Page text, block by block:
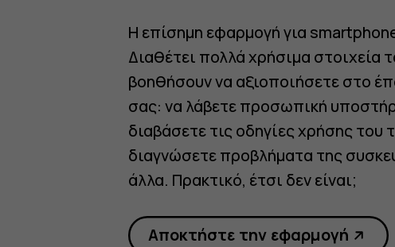
Η επίσημη εφαρμογή για
Διαθέτει πολλά χρήσιμα στοιχεία
βοηθήσουν να αξιοποιήσετε στο
σας: να λάβετε προσωπική
διαβάσετε τις οδηγίες χρήσης
διαγνώσετε προβλήματα της
άλλα. Πρακτικό, έτσι δεν είναι;
Αποκτήστε την εφαρμογή